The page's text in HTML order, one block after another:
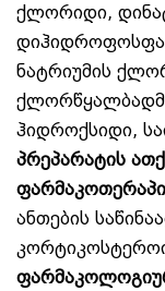
ქლორიდი,
ნატრიუმის
ჰიდროქსიდი,
პრეპარატის
ანთების